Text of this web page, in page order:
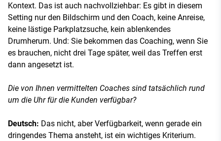
Kontext. Das ist auch nachvollziehbar: Es gibt in diesem
Setting nur den Bildschirm und den Coach, keine Anreise,
keine lästige Parkplatzsuche, kein ablenkendes
Drumherum. Und: Sie bekommen das Coaching, wenn Sie
es brauchen, nicht drei Tage später, weil das Treffen erst
dann angesetzt ist.
Die von Ihnen vermittelten Coaches sind tatsächlich rund
um die Uhr für die Kunden verfügbar?
Deutsch: Das nicht, aber Verfügbarkeit, wenn gerade ein
dringendes Thema ansteht, ist ein wichtiges Kriterium.